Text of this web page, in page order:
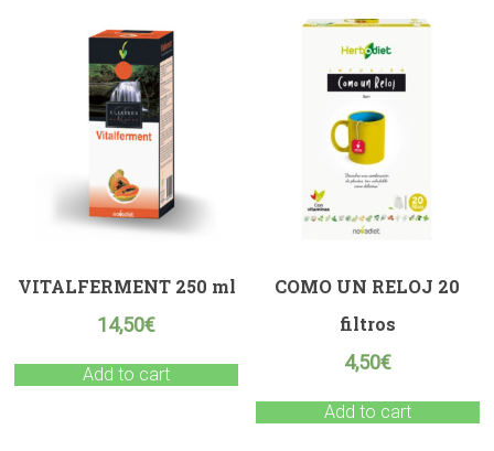
VITALFERMENT 250 ml
14,50€
Add to cart
COMO UN RELOJ 20
filtros
4,50€
Add to cart